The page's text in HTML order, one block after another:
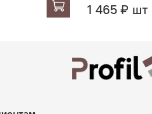
1 465 ₽ шт